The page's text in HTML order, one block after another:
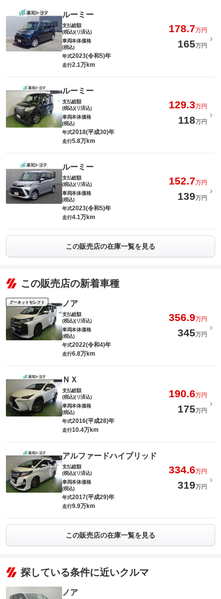
ルーミー
支払総額
(税込)(リ済込)
178.7万円
車両本体価格
(税込)
165万円
年式2023(令和5)年
走行2.1万km
ルーミー
支払総額
(税込)(リ済込)
129.3万円
車両本体価格
(税込)
118万円
年式2018(平成30)年
走行5.8万km
ルーミー
支払総額
(税込)(リ済込)
152.7万円
車両本体価格
(税込)
139万円
年式2023(令和5)年
走行4.1万km
この販売店の在庫一覧を見る
この販売店の新着車種
グーネットセレクト ノア
支払総額
(税込)(リ済込)
356.9万円
車両本体価格
(税込)
345万円
年式2022(令和4)年
走行6.8万km
ＮＸ
支払総額
(税込)(リ済込)
190.6万円
車両本体価格
(税込)
175万円
年式2016(平成28)年
走行10.4万km
アルファードハイブリッド
支払総額
(税込)(リ済込)
334.6万円
車両本体価格
(税込)
319万円
年式2017(平成29)年
走行9.9万km
この販売店の在庫一覧を見る
探している条件に近いクルマ
ノア